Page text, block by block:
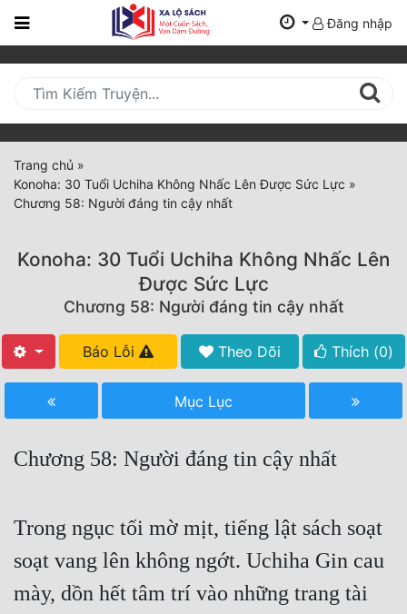
Trang
Mới
Cập
Nhật
(current)
BXH
Truyện Mới Ra
Hoàn Thành
Hậu Cung
Truyện Dịch
Đăng nhập
Trang chủ »
Konoha: 30 Tuổi Uchiha Không Nhấc Lên Được Sức Lực »
Chương 58: Người đáng tin cậy nhất
Konoha: 30 Tuổi Uchiha Không Nhấc Lên
Được Sức Lực
Chương 58: Người đáng tin cậy nhất
Báo Lỗi Theo Dõi Thích (0)
Mục Lục
Chương 58: Người đáng tin cậy nhất
Trong ngục tối mờ mịt, tiếng lật sách soạt
soạt vang lên không ngớt. Uchiha Gin cau
mày, dồn hết tâm trí vào những trang tài